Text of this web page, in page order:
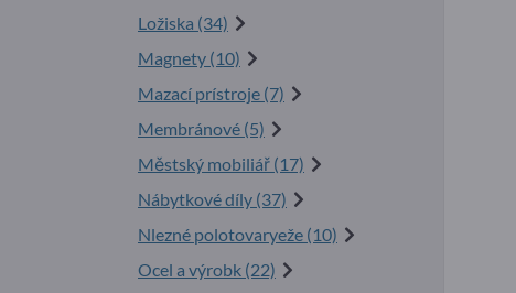
Ložiska (34)
Magnety (10)
Mazací prístroje (7)
Membránové (5)
Městský mobiliář (17)
Nábytkové díly (37)
Nlezné polotovaryeže (10)
Ocel a výrobk (22)